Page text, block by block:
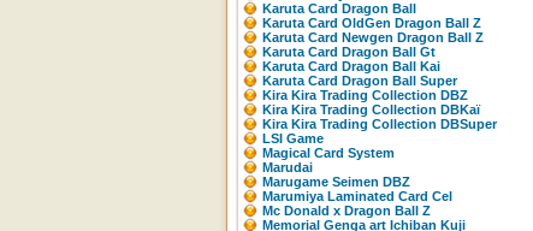
Karuta Card Dragon Ball
Karuta Card OldGen Dragon Ball Z
Karuta Card Newgen Dragon Ball Z
Karuta Card Dragon Ball Gt
Karuta Card Dragon Ball Kai
Karuta Card Dragon Ball Super
Kira Kira Trading Collection DBZ
Kira Kira Trading Collection DBKaï
Kira Kira Trading Collection DBSuper
LSI Game
Magical Card System
Marudai
Marugame Seimen DBZ
Marumiya Laminated Card Cel
Mc Donald x Dragon Ball Z
Memorial Genga art Ichiban Kuji